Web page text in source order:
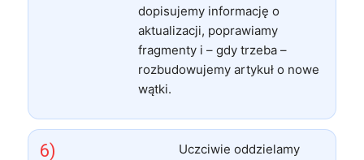
dopisujemy informację o
aktualizacji, poprawiamy
fragmenty i – gdy trzeba –
rozbudowujemy artykuł o nowe
wątki.
6) Uczciwie oddzielamy